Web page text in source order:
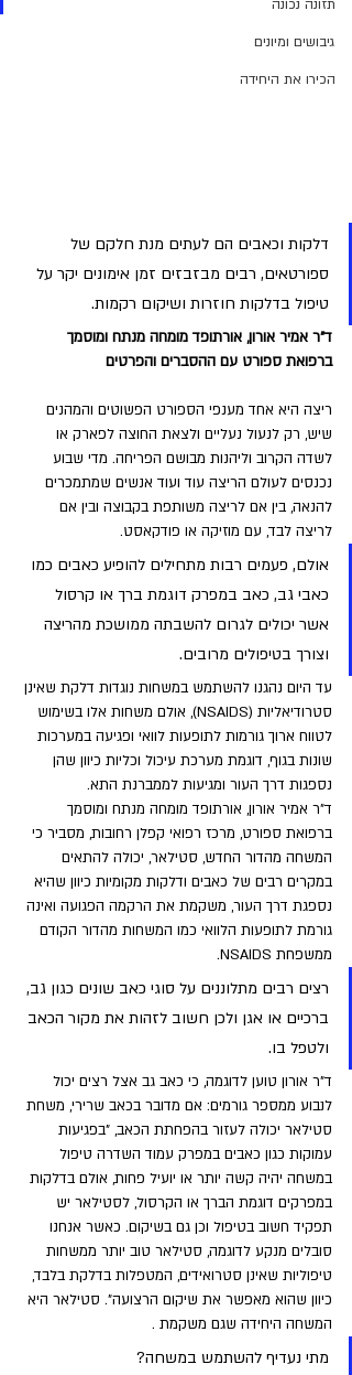
תזונה נכונה
גיבושים ומיונים
הכירו את היחידה
דלקות וכאבים הם לעתים מנת חלקם של
ספורטאים, רבים מבזבזים זמן אימונים יקר על
טיפול בדלקות חוזרות ושיקום רקמות.
ד"ר אמיר אורון, אורתופד מומחה מנתח ומוסמך
ברפואת ספורט עם ההסברים והפרטים
ריצה היא אחד מענפי הספורט הפשוטים והמהנים
שיש, רק לנעול נעליים ולצאת החוצה לפארק או
לשדה הקרוב וליהנות מבושם הפריחה. מדי שבוע
נכנסים לעולם הריצה עוד ועוד אנשים שמתמכרים
להנאה, בין אם לריצה משותפת בקבוצה ובין אם
לריצה לבד, עם מוזיקה או פודקאסט.
אולם, פעמים רבות מתחילים להופיע כאבים כמו
כאבי גב, כאב במפרק דוגמת ברך או קרסול
אשר יכולים לגרום להשבתה ממושכת מהריצה
וצורך בטיפולים מרובים.
עד היום נהגנו להשתמש במשחות נוגדות דלקת שאינן
סטרודיאליות (NSAIDS), אולם משחות אלו בשימוש
לטווח ארוך גורמות לתופעות לוואי ופגיעה במערכות
שונות בגוף, דוגמת מערכת עיכול וכליות כיוון שהן
נספגות דרך העור ומגיעות לממברנת התא.
ד"ר אמיר אורון, אורתופד מומחה מנתח ומוסמך
ברפואת ספורט, מרכז רפואי קפלן רחובות, מסביר כי
המשחה מהדור החדש, סטילאר, יכולה להתאים
במקרים רבים של כאבים ודלקות מקומיות כיוון שהיא
נספגת דרך העור, משקמת את הרקמה הפגועה ואינה
גורמת לתופעות הלוואי כמו המשחות מהדור הקודם
ממשפחת NSAIDS.
רצים רבים מתלוננים על סוגי כאב שונים כגון גב,
ברכיים או אגן ולכן חשוב לזהות את מקור הכאב
ולטפל בו.
ד"ר אורון טוען לדוגמה, כי כאב גב אצל רצים יכול
לנבוע ממספר גורמים: אם מדובר בכאב שרירי, משחת
סטילאר יכולה לעזור בהפחתת הכאב, "בפגיעות
עמוקות כגון כאבים במפרק עמוד השדרה טיפול
במשחה יהיה קשה יותר או יועיל פחות, אולם בדלקות
במפרקים דוגמת הברך או הקרסול, לסטילאר יש
תפקיד חשוב בטיפול וכן גם בשיקום. כאשר אנחנו
סובלים מנקע לדוגמה, סטילאר טוב יותר ממשחות
טיפוליות שאינן סטרואידים, המטפלות בדלקת בלבד,
כיוון שהוא מאפשר את שיקום הרצועה". סטילאר היא
המשחה היחידה שגם משקמת .
מתי נעדיף להשתמש במשחה?